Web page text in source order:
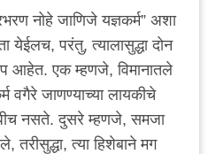
नोहे जाणिजे यज्ञकर्म” अशा
येईलच, परंतु, त्यालासुद्धा दोन
आहेत. एक म्हणजे, विमानातले
वगैरे जाणण्याच्या लायकीचे
नसते. दुसरे म्हणजे, समजा
तरीसुद्धा, त्या हिशेबाने मग